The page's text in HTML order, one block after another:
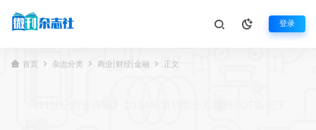
登录
首页 杂志分类 商业|财经|金融 正文